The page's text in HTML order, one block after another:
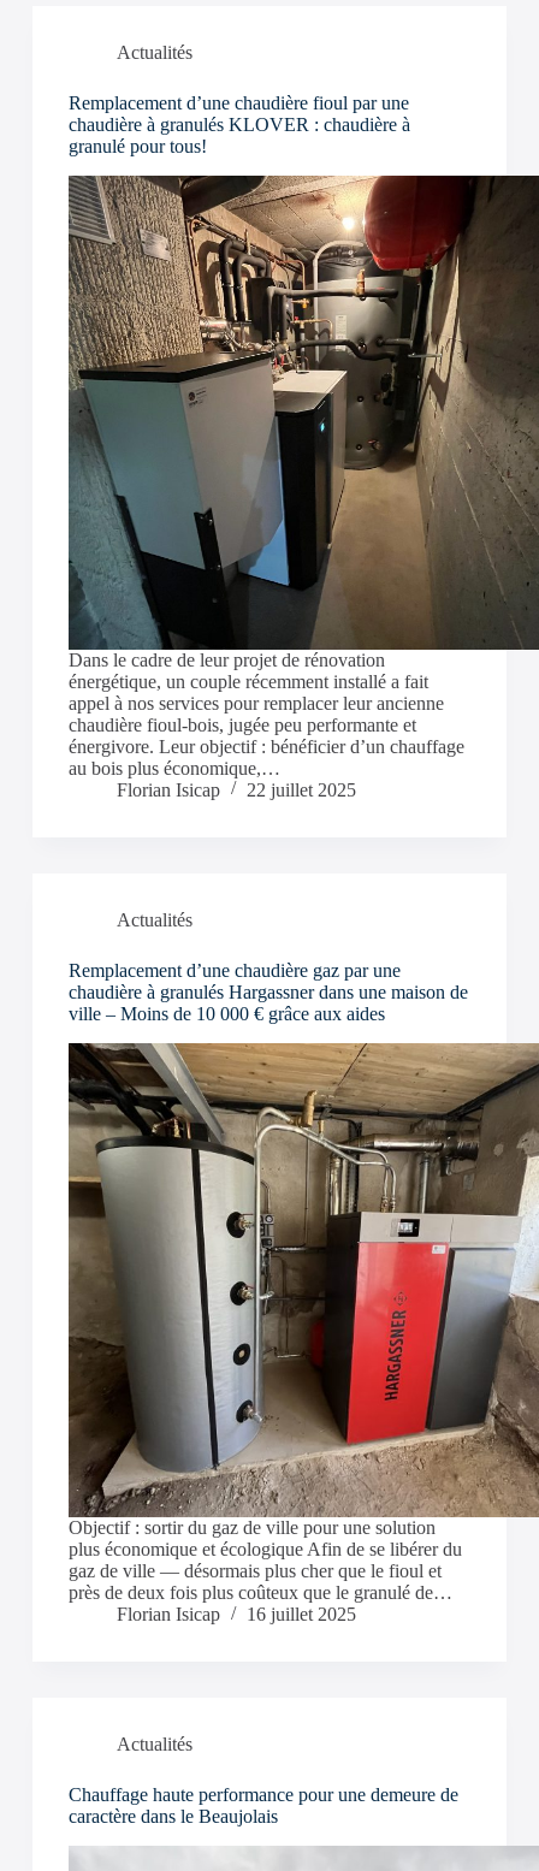
Actualités
Remplacement d’une chaudière fioul par une
chaudière à granulés KLOVER : chaudière à
granulé pour tous!
Dans le cadre de leur projet de rénovation
énergétique, un couple récemment installé a fait
appel à nos services pour remplacer leur ancienne
chaudière fioul-bois, jugée peu performante et
énergivore. Leur objectif : bénéficier d’un chauffage
au bois plus économique,…
Florian Isicap
22 juillet 2025
Actualités
Remplacement d’une chaudière gaz par une
chaudière à granulés Hargassner dans une maison de
ville – Moins de 10 000 € grâce aux aides
Objectif : sortir du gaz de ville pour une solution
plus économique et écologique Afin de se libérer du
gaz de ville — désormais plus cher que le fioul et
près de deux fois plus coûteux que le granulé de…
Florian Isicap
16 juillet 2025
Actualités
Chauffage haute performance pour une demeure de
caractère dans le Beaujolais